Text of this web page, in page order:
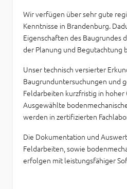
Wir verfügen über sehr gute
Kenntnisse in Brandenburg.
Eigenschaften des Baugrundes
der Planung und Begutachtung
Unser technisch versierter
Baugrunduntersuchungen und
Feldarbeiten kurzfristig in
Ausgewählte
werden in zertifizierten
Die Dokumentation und
Feldarbeiten, sowie
erfolgen mit leistungsfähiger